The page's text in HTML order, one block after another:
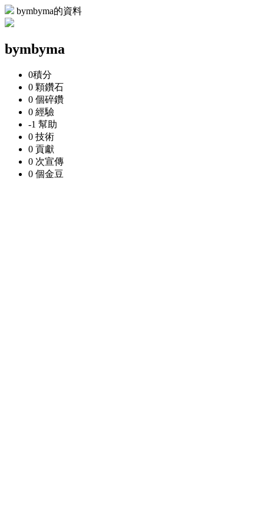
bymbyma的資料
bymbyma
0積分
0 顆鑽石
0 個碎鑽
0 經驗
-1 幫助
0 技術
0 貢獻
0 次宣傳
0 個金豆